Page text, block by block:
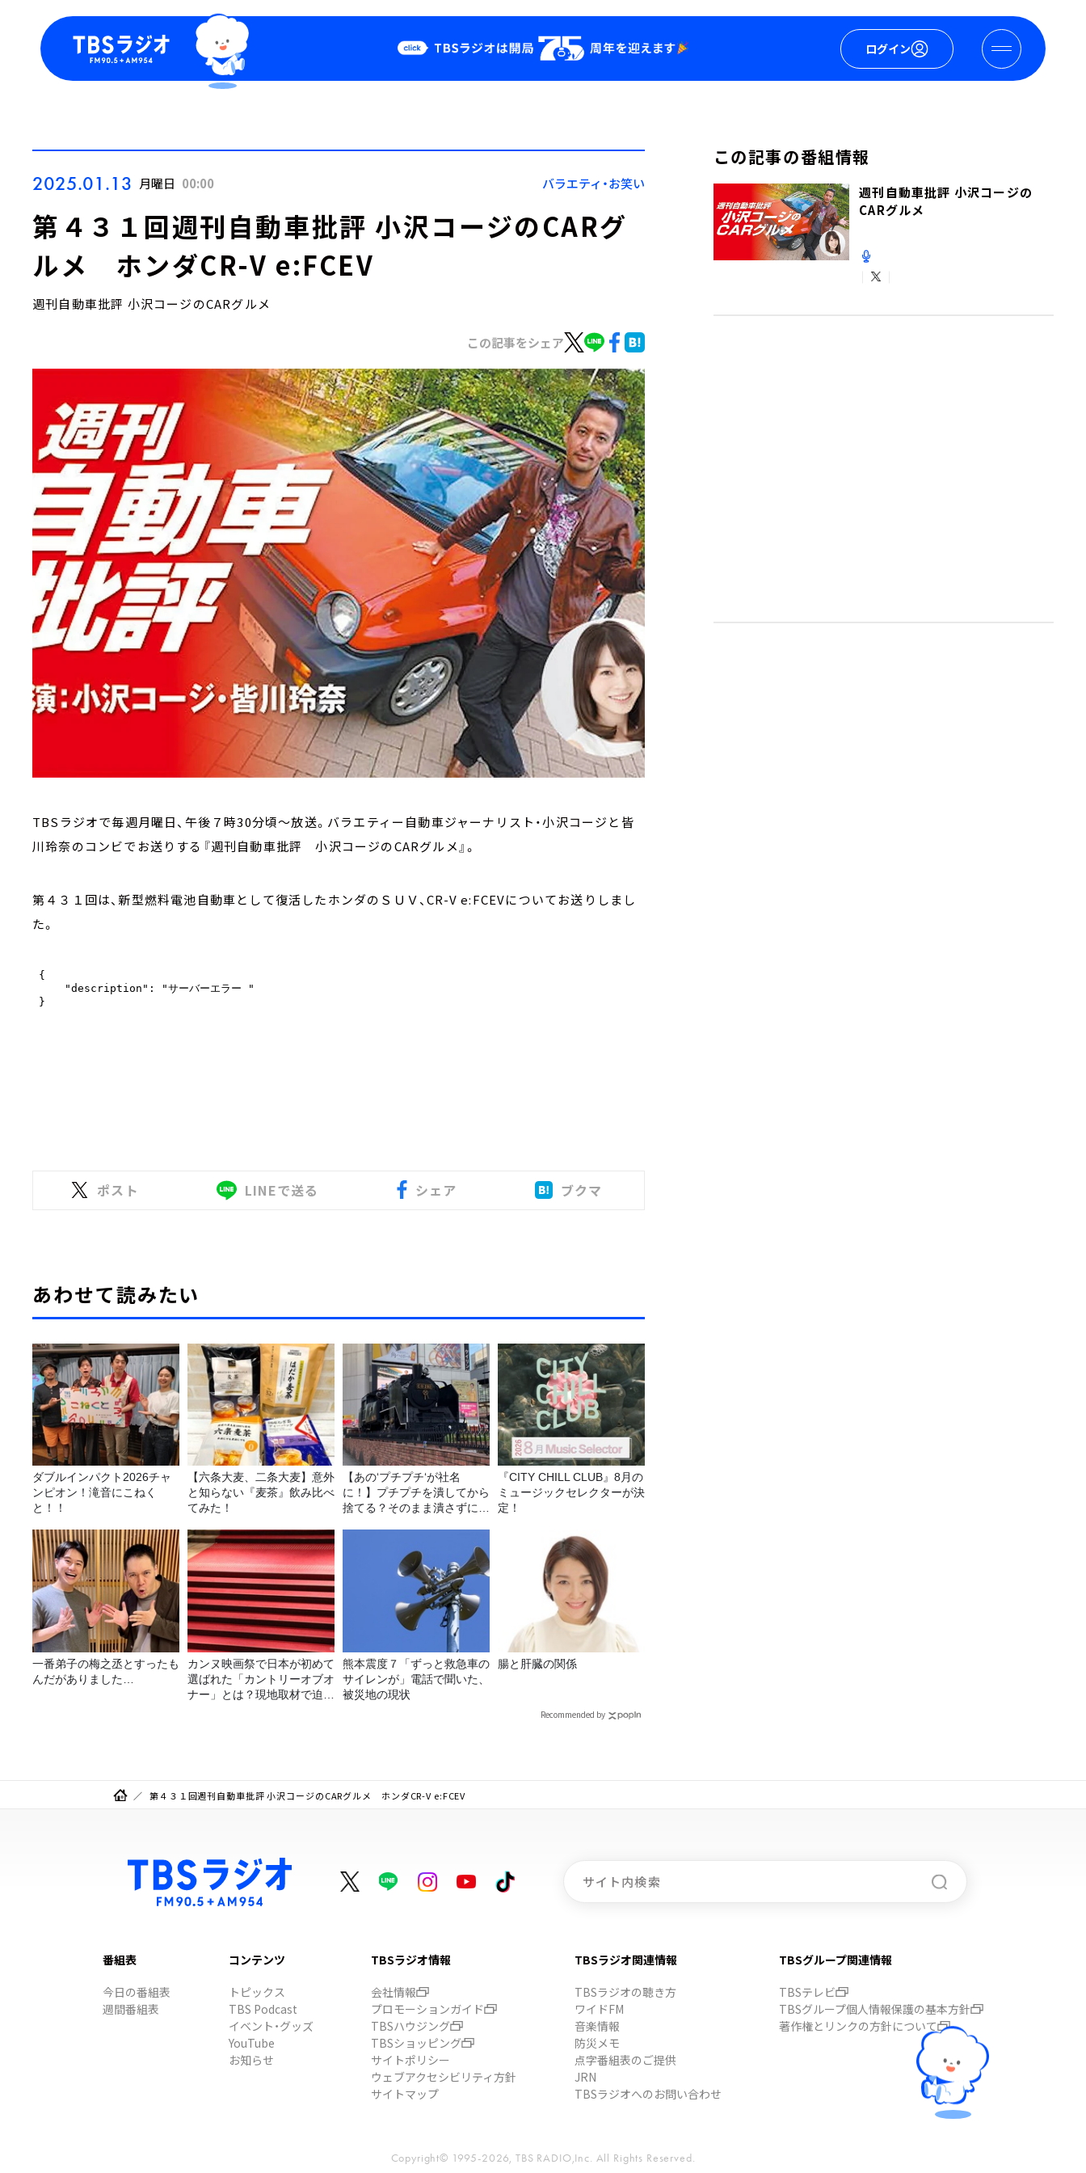
ログイン
Podcast
YouTube
会社情報
2025.01.13 月曜日 00:00 バラエティ・お笑い
第４３１回週刊自動車批評 小沢コージのCARグ
ルメ ホンダCR-V e:FCEV
週刊自動車批評 小沢コージのCARグルメ
この記事をシェア
TBSラジオで毎週月曜日、午後７時30分頃～放送。バラエティー自動車ジャーナリスト・小沢コージと皆
川玲奈のコンビでお送りする『週刊自動車批評 小沢コージのCARグルメ』。
第４３１回は、新型燃料電池自動車として復活したホンダのＳＵＶ、CR-V e:FCEVについてお送りしまし
た。
ポスト LINEで送る シェア ブクマ
あわせて読みたい
ダブルインパクト2026チャ
ンピオン！滝音にこねく
と！！
【六条大麦、二条大麦】意外
と知らない『麦茶』飲み比べ
てみた！
【あの‘プチプチ‘が社名
に！】プチプチを潰してから
捨てる？そのまま潰さずに捨
『CITY CHILL CLUB』8月の
ミュージックセレクターが決
定！
一番弟子の梅之丞とすったも
んだがありました…
カンヌ映画祭で日本が初めて
選ばれた「カントリーオブオ
ナー」とは？現地取材で迫る
熊本震度７「ずっと救急車の
サイレンが」電話で聞いた、
被災地の現状
腸と肝臓の関係
Recommended by
この記事の番組情報
週刊自動車批評 小沢コージの
CARグルメ
第４３１回週刊自動車批評 小沢コージのCARグルメ ホンダCR-V e:FCEV
番組表
今日の番組表
週間番組表
コンテンツ
トピックス
TBS Podcast
イベント・グッズ
YouTube
お知らせ
TBSラジオ情報
会社情報
プロモーションガイド
TBSハウジング
TBSショッピング
サイトポリシー
ウェブアクセシビリティ方針
サイトマップ
TBSラジオ関連情報
TBSラジオの聴き方
ワイドFM
音楽情報
防災メモ
点字番組表のご提供
JRN
TBSラジオへのお問い合わせ
TBSグループ関連情報
TBSテレビ
TBSグループ個人情報保護の基本方針
著作権とリンクの方針について
Copyright© 1995-2026, TBS RADIO,Inc. All Rights Reserved.